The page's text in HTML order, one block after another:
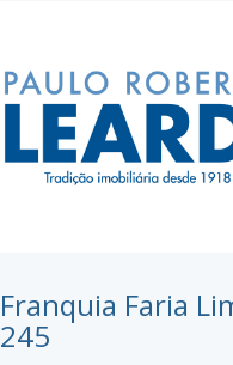
Franquia Faria
245